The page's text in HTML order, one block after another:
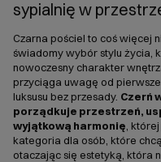
sypialnię w
Czarna pościel to coś więcej
świadomy wybór stylu życia,
nowoczesny charakter
przyciąga uwagę od
luksusu bez przesady. Czerń
porządkuje przestrzeń,
wyjątkową harmonię ,
kategoria dla osób, które
otaczając się estetyką, która